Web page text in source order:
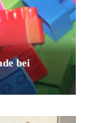
bei